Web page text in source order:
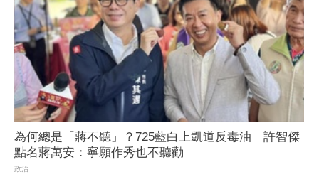
為何總是「蔣不聽」？725藍白上凱道反毒油 許智傑
點名蔣萬安：寧願作秀也不聽勸
政治